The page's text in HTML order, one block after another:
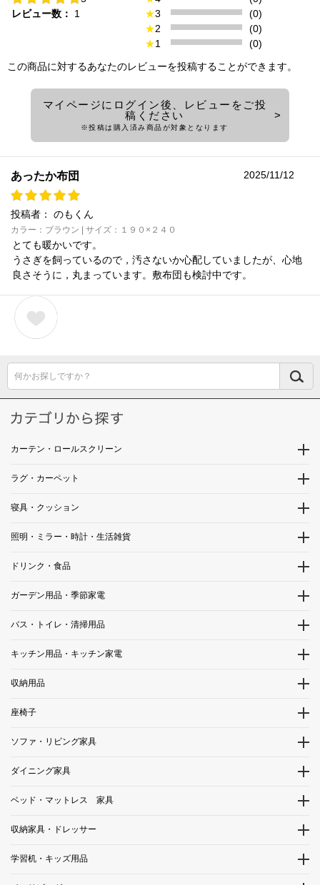
レビュー数：
1
★3
(0)
★2
(0)
★1
(0)
この商品に対するあなたのレビューを投稿することができます。
マイページにログイン後、レビューをご投
稿ください
※投稿は購入済み商品が対象となります
あったか布団 2025/11/12
投稿者： のもくん
カラー：ブラウン | サイズ：１９０×２４０
とても暖かいです。
うさぎを飼っているので，汚さないか心配していましたが、心地
良さそうに，丸まっています。敷布団も検討中です。
何かお探しですか？
カーテン・ロールスクリーン
ラグ・カーペット
寝具・クッション
照明・ミラー・時計・生活雑貨
ドリンク・食品
ガーデン用品・季節家電
バス・トイレ・清掃用品
キッチン用品・キッチン家電
収納用品
座椅子
ソファ・リビング家具
ダイニング家具
ベッド・マットレス 家具
収納家具・ドレッサー
学習机・キッズ用品